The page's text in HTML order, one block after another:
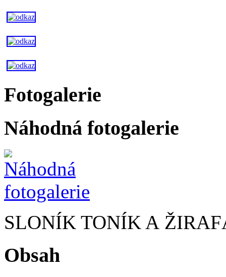
Fotogalerie
Náhodná fotogalerie
SLONÍK TONÍK A
Obsah